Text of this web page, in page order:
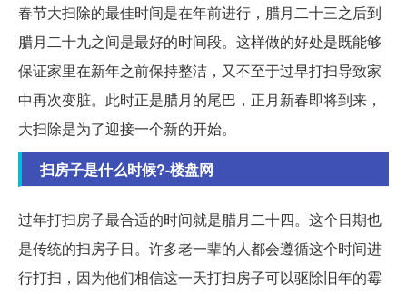
春节大扫除的最佳时间是在年前进行，腊月二十三之后到
腊月二十九之间是最好的时间段。这样做的好处是既能够
保证家里在新年之前保持整洁，又不至于过早打扫导致家
中再次变脏。此时正是腊月的尾巴，正月新春即将到来，
大扫除是为了迎接一个新的开始。
扫房子是什么时候?-楼盘网
过年打扫房子最合适的时间就是腊月二十四。这个日期也
是传统的扫房子日。许多老一辈的人都会遵循这个时间进
行打扫，因为他们相信这一天打扫房子可以驱除旧年的霉